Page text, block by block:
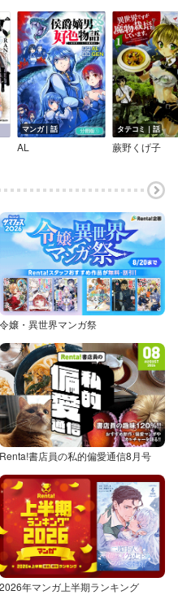
マンガ｜話
AL
タテコミ｜話
蕨野くげ子
令嬢・異世界マンガ祭
Renta!書店員の私的偏愛通信8月号
2026年マンガ上半期ランキング